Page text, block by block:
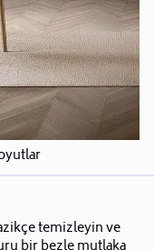
temizleyin ve